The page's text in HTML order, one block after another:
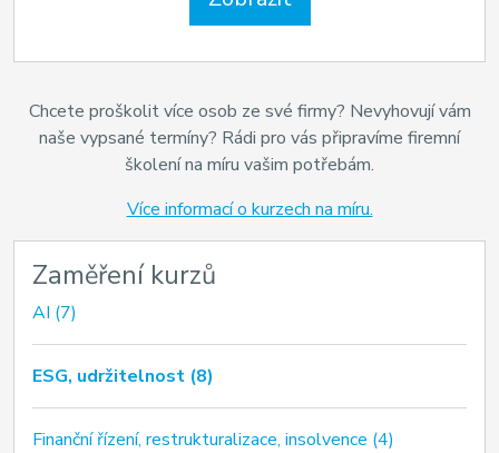
Chcete proškolit více osob ze své firmy? Nevyhovují vám
naše vypsané termíny? Rádi pro vás připravíme firemní
školení na míru vašim potřebám.
Více informací o kurzech na míru.
Zaměření kurzů
AI (7)
ESG, udržitelnost (8)
Finanční řízení, restrukturalizace, insolvence (4)